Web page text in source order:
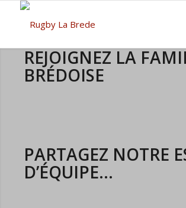
REJOIGNEZ LA
BRÉDOISE
PARTAGEZ NOTRE
D’ÉQUIPE...